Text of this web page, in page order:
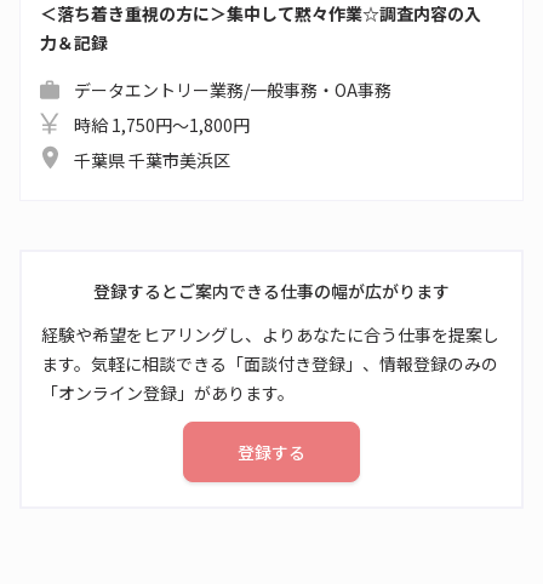
＜落ち着き重視の方に＞集中して黙々作業☆調査内容の入
力＆記録
データエントリー業務/一般事務・OA事務
時給 1,750円～1,800円
千葉県 千葉市美浜区
登録するとご案内できる仕事の幅が広がります
経験や希望をヒアリングし、よりあなたに合う仕事を提案し
ます。気軽に相談できる「面談付き登録」、情報登録のみの
「オンライン登録」があります。
登録する